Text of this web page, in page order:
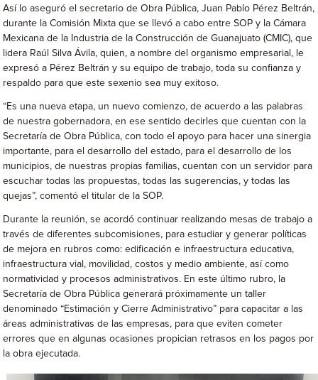
Así lo aseguró el secretario de Obra Pública, Juan Pablo Pérez Beltrán,
durante la Comisión Mixta que se llevó a cabo entre SOP y la Cámara
Mexicana de la Industria de la Construcción de Guanajuato (CMIC), que
lidera Raúl Silva Ávila, quien, a nombre del organismo empresarial, le
expresó a Pérez Beltrán y su equipo de trabajo, toda su confianza y
respaldo para que este sexenio sea muy exitoso.
“Es una nueva etapa, un nuevo comienzo, de acuerdo a las palabras
de nuestra gobernadora, en ese sentido decirles que cuentan con la
Secretaría de Obra Pública, con todo el apoyo para hacer una sinergia
importante, para el desarrollo del estado, para el desarrollo de los
municipios, de nuestras propias familias, cuentan con un servidor para
escuchar todas las propuestas, todas las sugerencias, y todas las
quejas”, comentó el titular de la SOP.
Durante la reunión, se acordó continuar realizando mesas de trabajo a
través de diferentes subcomisiones, para estudiar y generar políticas
de mejora en rubros como: edificación e infraestructura educativa,
infraestructura vial, movilidad, costos y medio ambiente, así como
normatividad y procesos administrativos. En este último rubro, la
Secretaría de Obra Pública generará próximamente un taller
denominado “Estimación y Cierre Administrativo” para capacitar a las
áreas administrativas de las empresas, para que eviten cometer
errores que en algunas ocasiones propician retrasos en los pagos por
la obra ejecutada.